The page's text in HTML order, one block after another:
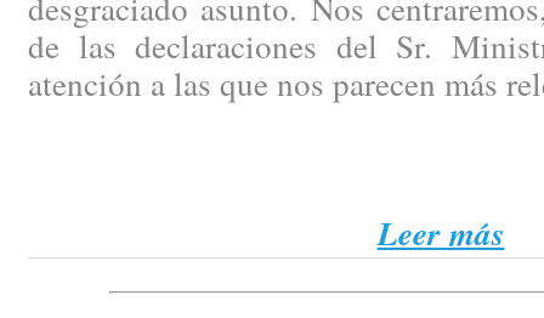
de las declaraciones del Sr.
atención a las que nos parecen más
Leer más